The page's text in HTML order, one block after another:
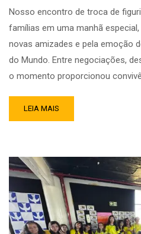
Nosso encontro de troca de
famílias em uma manhã
novas amizades e pela emoção
do Mundo. Entre negociações,
o momento proporcionou
LEIA MAIS